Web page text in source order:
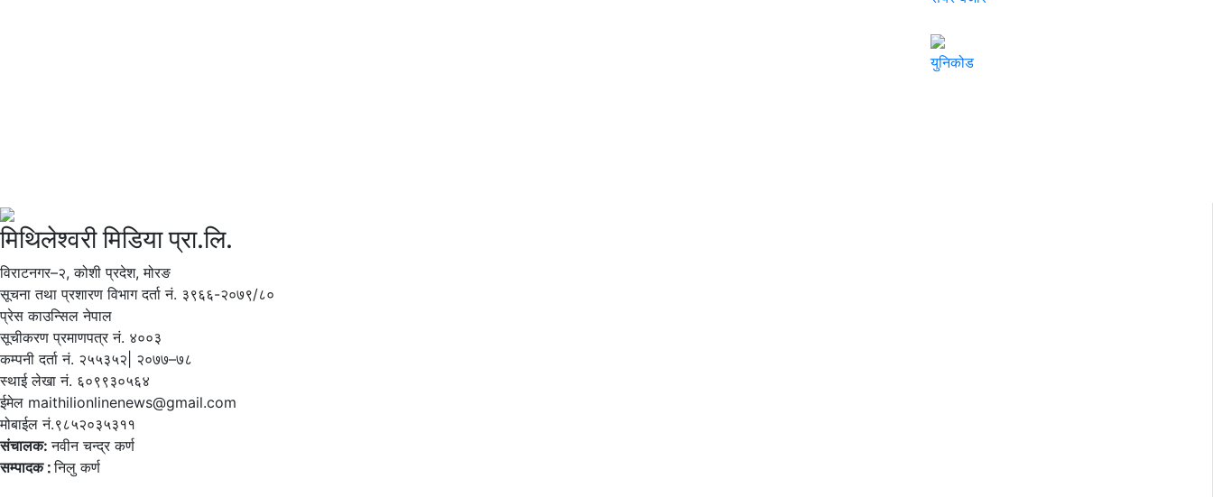
युनिकोड
मिथिलेश्वरी मिडिया प्रा.लि.
विराटनगर–२, कोशी प्रदेश, मोरङ
सूचना तथा प्रशारण विभाग दर्ता नं. ३९६६-२०७९/८०
प्रेस काउन्सिल नेपाल
सूचीकरण प्रमाणपत्र नं. ४००३
कम्पनी दर्ता नं. २५५३५२| २०७७–७८
स्थाई लेखा नं. ६०९९३०५६४
ईमेल maithilionlinenews@gmail.com
मोबाईल नं.९८५२०३५३११
संचालक:नवीन चन्द्र कर्ण
सम्पादक ∶निलु कर्ण